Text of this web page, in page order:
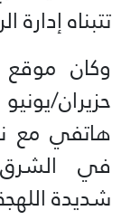
تتبناه
حزيران/
هاتفي مع
في الشرق
شديدة